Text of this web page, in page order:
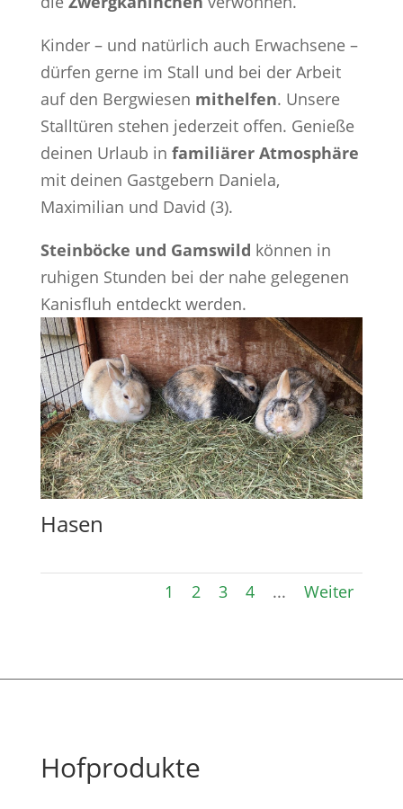
Kinder – und natürlich auch Erwachsene –
dürfen gerne im Stall und bei der Arbeit
auf den Bergwiesen mithelfen. Unsere
Stalltüren stehen jederzeit offen. Genieße
deinen Urlaub in familiärer Atmosphäre
mit deinen Gastgebern Daniela,
Maximilian und David (3).
Steinböcke und Gamswild können in
ruhigen Stunden bei der nahe gelegenen
Kanisfluh entdeckt werden.
Hasen
1 2 3 4 ... Weiter
Hofprodukte